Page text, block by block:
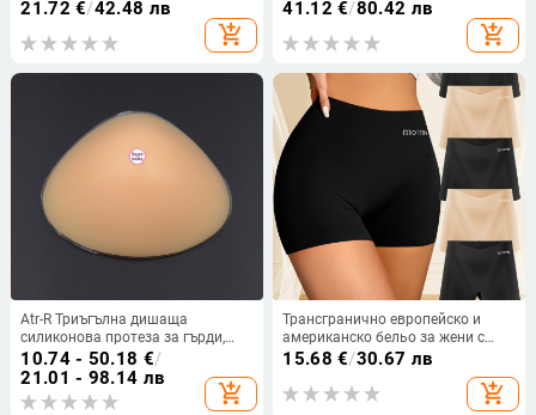
мода Joker дантелена
перспективна секси рокля може
да се носи на едро
21.72 €/42.48 лв
add_shopping_cart
акрилна основна материя,
41.12 €/80.42 лв
add_shopping_cart
Atr-R Триъгълна дишаща
силиконова протеза за гърди,
изкуствена гърда,
постоперативна протеза за
гърди, производител на едро
10.74 - 50.18 €/
21.01 - 98.14 лв
add_shopping_cart
Трансгранично европейско и
американско бельо за жени с
боксерки с висока талия,
прилепнали към корема, бельо с
прилепнала талия, спортни
15.68 €/30.67 лв
add_shopping_cart